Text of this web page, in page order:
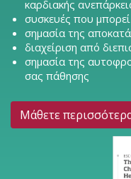
καρδιακής
συσκευές που
σημασία της
διαχείριση από
σημασία της
σας πάθησης
Μάθετε